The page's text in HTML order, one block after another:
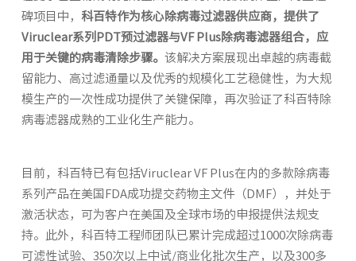
碑项目中， 科百特作为核心除病毒过滤器供应商，提供了
Viruclear系列PDT预过滤器与VF Plus除病毒滤器组合，应
用于关键的病毒清除步骤。 该解决方案展现出卓越的病毒截
留能力、高过滤通量以及优秀的规模化工艺稳健性，为大规
模生产的一次性成功提供了关键保障，再次验证了科百特除
病毒滤器成熟的工业化生产能力。
目前，科百特已有包括Viruclear VF Plus在内的多款除病毒
系列产品在美国FDA成功提交药物主文件（DMF），并处于
激活状态，可为客户在美国及全球市场的申报提供法规支
持。此外，科百特工程师团队已累计完成超过1000次除病毒
可滤性试验、350次以上中试/商业化批次生产，以及300多